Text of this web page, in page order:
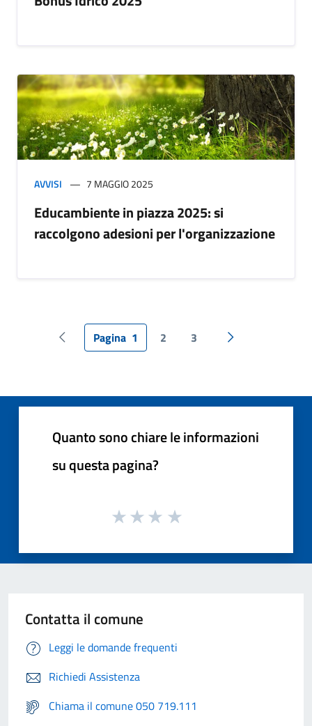
AVVISI 7 MAGGIO 2025
Educambiente in piazza 2025: si
raccolgono adesioni per l'organizzazione
Pagina precedente
Pagina 1 2 3 Pagina
Quanto sono chiare le informazioni
su questa pagina?
Contatta il comune
Leggi le domande frequenti
Richiedi Assistenza
Chiama il comune 050 719.111